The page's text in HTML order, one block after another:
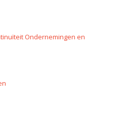
Ondernemingen en